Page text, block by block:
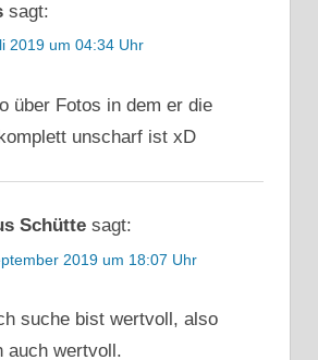
sagt:
2019 um 04:34 Uhr
über Fotos in dem er die
unscharf ist xD
Schütte sagt:
2019 um 18:07 Uhr
suche bist wertvoll, also
auch wertvoll.